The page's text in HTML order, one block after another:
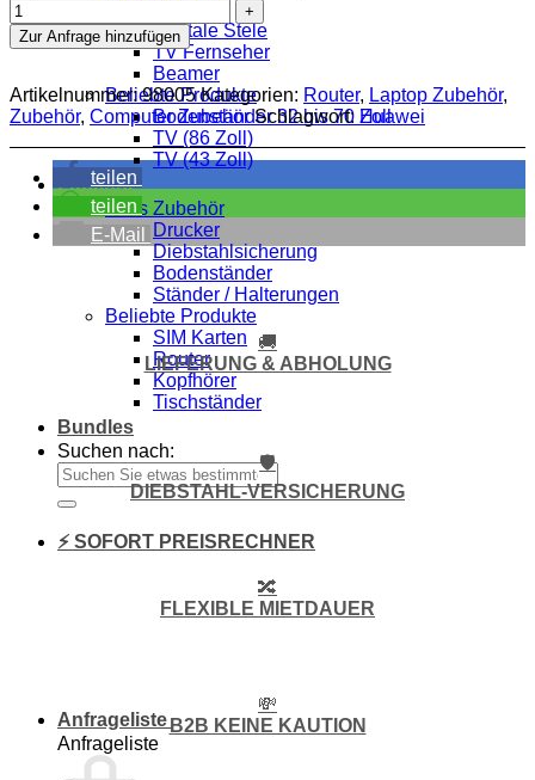
Digitale Stele
TV Fernseher
Beamer
Beliebte Produkte
Bodenständer 32 bis 70 Zoll
TV (86 Zoll)
TV (43 Zoll)
Zubehör
Alles Zubehör
Drucker
Diebstahlsicherung
Bodenständer
Ständer / Halterungen
Beliebte Produkte
SIM Karten
Router
Kopfhörer
Tischständer
Bundles
Suchen nach:
⚡ SOFORT PREISRECHNER
Anfrageliste
Anfrageliste
Zur Anfrage hinzufügen
Artikelnummer:98005 Kategorien: Router, Laptop Zubehör,
Zubehör, Computer Zubehör Schlagwort: Huawei
teilen
teilen
E-Mail
🚚
LIEFERUNG & ABHOLUNG
🛡️
DIEBSTAHL-VERSICHERUNG
🔀
FLEXIBLE MIETDAUER
💸
B2B KEINE KAUTION